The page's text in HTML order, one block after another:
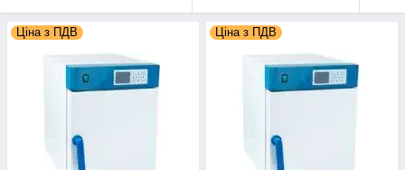
Ціна з ПДВ Ціна з ПДВ